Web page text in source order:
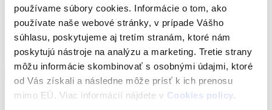
používame súbory cookies. Informácie o tom, ako
používate naše webové stránky, v prípade Vášho
súhlasu, poskytujeme aj tretím stranám, ktoré nám
poskytujú nástroje na analýzu a marketing. Tretie strany
môžu informácie skombinovať s osobnými údajmi, ktoré
od Vás získali a následne môže prísť k ich prenosu
mimo EÚ. Viac informácií nájdete v Cookies policy.
office@ppak.sk
označovanie pohonných látok
Všetky články
Najvyhľadávanejšie